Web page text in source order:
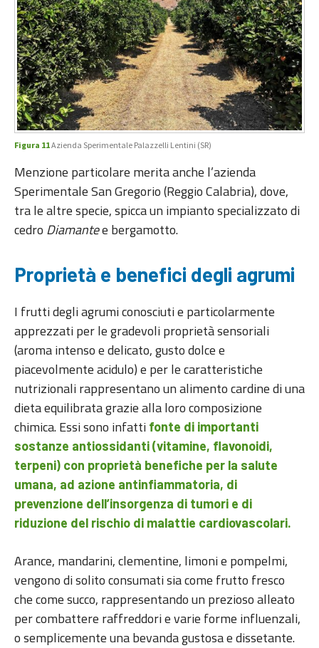
Figura 11Azienda Sperimentale Palazzelli Lentini (SR)
Menzione particolare merita anche l’azienda
Sperimentale San Gregorio (Reggio Calabria), dove,
tra le altre specie, spicca un impianto specializzato di
cedro Diamantee bergamotto.
Proprietà e benefici degli agrumi
I frutti degli agrumi conosciuti e particolarmente
apprezzati per le gradevoli proprietà sensoriali
(aroma intenso e delicato, gusto dolce e
piacevolmente acidulo) e per le caratteristiche
nutrizionali rappresentano un alimento cardine di una
dieta equilibrata grazie alla loro composizione
chimica. Essi sono infatti fonte di importanti
sostanze antiossidanti (vitamine, flavonoidi,
terpeni) con proprietà benefiche per la salute
umana, ad azione antinfiammatoria, di
prevenzione dell’insorgenza di tumori e di
riduzione del rischio di malattie cardiovascolari.
Arance, mandarini, clementine, limoni e pompelmi,
vengono di solito consumati sia come frutto fresco
che come succo, rappresentando un prezioso alleato
per combattere raffreddori e varie forme influenzali,
o semplicemente una bevanda gustosa e dissetante.